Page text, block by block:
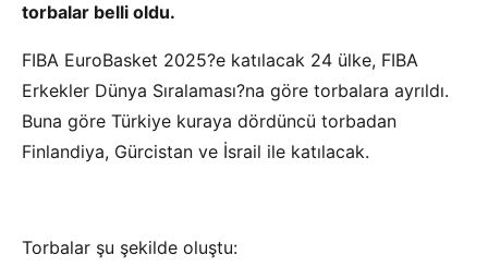
torbalar belli oldu.
FIBA EuroBasket 2025?e katılacak 24 ülke, FIBA
Erkekler Dünya Sıralaması?na göre torbalara ayrıldı.
Buna göre Türkiye kuraya dördüncü torbadan
Finlandiya, Gürcistan ve İsrail ile katılacak.
Torbalar şu şekilde oluştu: